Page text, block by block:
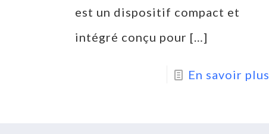
est un dispositif compact et
intégré conçu pour […]
En savoir plus